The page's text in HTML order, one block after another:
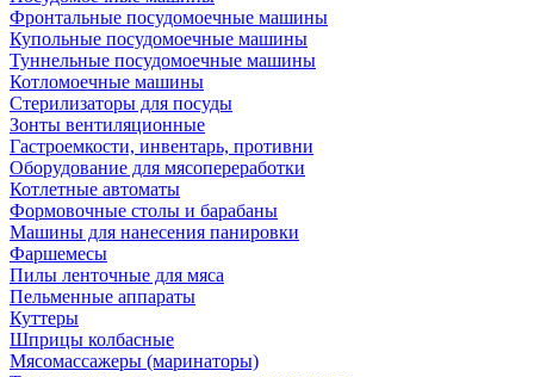
Фронтальные посудомоечные машины
Купольные посудомоечные машины
Туннельные посудомоечные машины
Котломоечные машины
Стерилизаторы для посуды
Зонты вентиляционные
Гастроемкости, инвентарь, противни
Оборудование для мясопереработки
Котлетные автоматы
Формовочные столы и барабаны
Машины для нанесения панировки
Фаршемесы
Пилы ленточные для мяса
Пельменные аппараты
Куттеры
Шприцы колбасные
Мясомассажеры (маринаторы)